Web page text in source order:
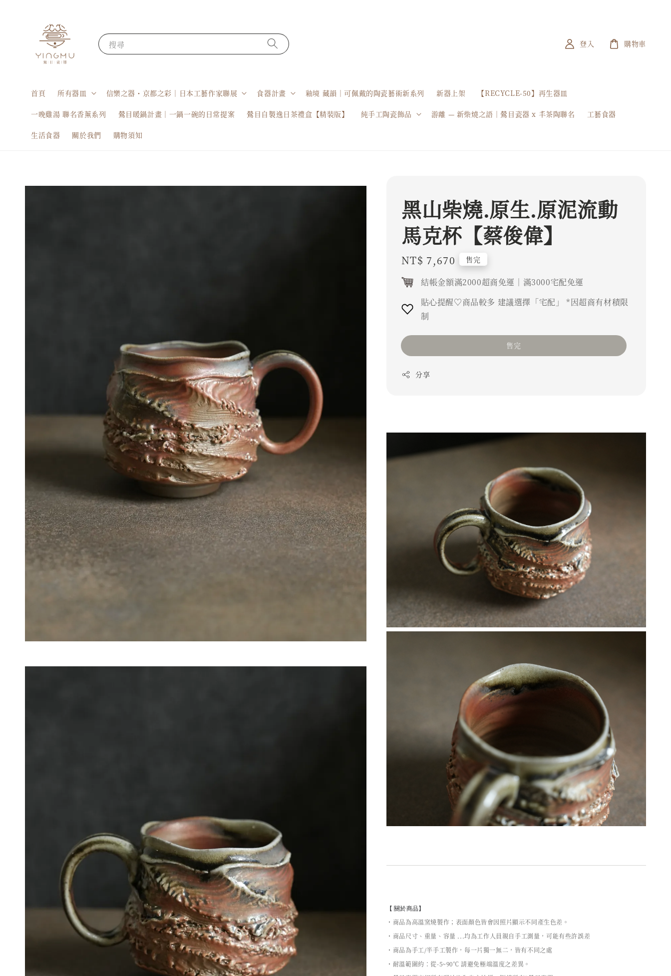
搜尋
首頁 所有器皿 信樂之器・京都之彩｜日本工藝作家聯展 食器計畫 釉境 藏韻｜可佩戴的陶瓷藝術新系列 新器上架 【RECYCLE-50】再生器皿
一晚雞湯 聯名香薰系列 鶯目暖鍋計畫｜一鍋一碗的日常提案 鶯目自製逸日茶禮盒【精裝版】 純手工陶瓷飾品 游離 — 新柴燒之語｜鶯目瓷器 x 丰茶陶聯名 工藝食器
生活食器 關於我們 購物須知
登入 購物車
黑山柴燒.原生.原泥流動
馬克杯【蔡俊偉】
Regular
price
NT$ 7,670 售完
結帳金額滿2000超商免運｜滿3000宅配免運
貼心提醒♡商品較多 建議選擇「宅配」 *因超商有材積限
制
售完
分享
【 關於商品】
・商品為高溫窯燒製作；表面顏色皆會因照片顯示不同產生色差。
・商品尺寸、重量、容量 ...均為工作人員親自手工測量，可能有些許誤差
・商品為手工/半手工製作，每一片獨一無二，皆有不同之處
・耐溫範圍約：從-5~90℃ 請避免極端溫度之差異。